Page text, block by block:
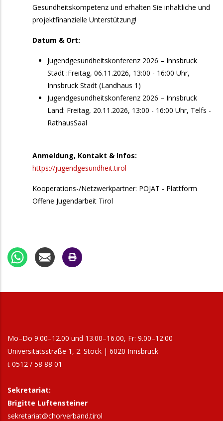
20:00
Männerchor Friedrichslinde Inzing: "3.
Wunschkonzert"
27. September 2026
Bezirk Hall und Umgebung-Bezirkssingen
2026
2. Oktober 2026 Freitag
NGL-Workshop 2026 Gospel, Spirituals &
3. Oktober 2026
Männersingtag
Gospelmesse - Abschluss NGL-Workshop
2026
20:00
Chorgemeinschaft St. Peter & Paul - Söll:
Chorkonzert "Fauré Requiem"
24. Oktober 2026
9:30 Start: Popchor Tirol - "80s Flashback"
26. Oktober 2026
14:00 Platzlsingen - Innsbruck singt!
Gesundheitskompetenz und erhalten Sie inhaltliche und
projektfinanzielle Unterstützung!
Datum & Ort:
Jugendgesundheitskonferenz 2026 – Innsbruck
Stadt :Freitag, 06.11.2026, 13:00 - 16:00 Uhr,
Innsbruck Stadt (Landhaus 1)
Jugendgesundheitskonferenz 2026 – Innsbruck
Land: Freitag, 20.11.2026, 13:00 - 16:00 Uhr, Telfs -
RathausSaal
Anmeldung, Kontakt & Infos:
https://jugendgesundheit.tirol
Kooperations-/Netzwerkpartner: POJAT - Plattform
Offene Jugendarbeit Tirol
Mo–Do 9.00–12.00 und 13.00–16.00, Fr: 9.00–12.00
Universitätsstraße 1, 2. Stock | 6020 Innsbruck
t 0512 / 58 88 01
Sekretariat:
Brigitte Luftensteiner
sekretariat@chorverband.tirol